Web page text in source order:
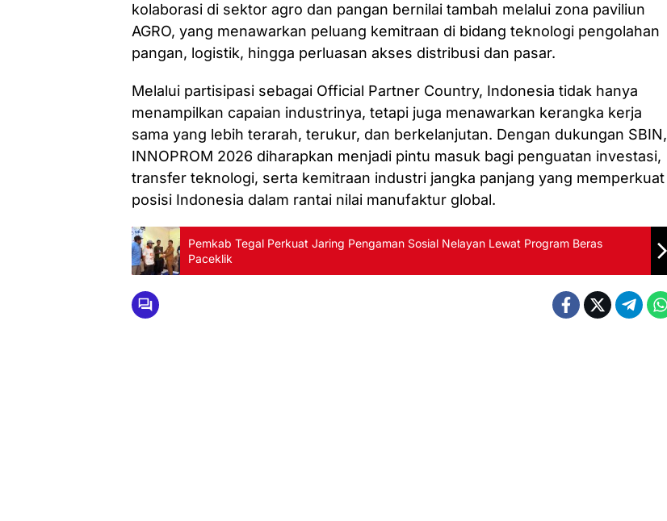
kolaborasi di sektor agro dan pangan bernilai tambah melalui zona paviliun
AGRO, yang menawarkan peluang kemitraan di bidang teknologi pengolahan
pangan, logistik, hingga perluasan akses distribusi dan pasar.
Melalui partisipasi sebagai Official Partner Country, Indonesia tidak hanya
menampilkan capaian industrinya, tetapi juga menawarkan kerangka kerja
sama yang lebih terarah, terukur, dan berkelanjutan. Dengan dukungan SBIN,
INNOPROM 2026 diharapkan menjadi pintu masuk bagi penguatan investasi,
transfer teknologi, serta kemitraan industri jangka panjang yang memperkuat
posisi Indonesia dalam rantai nilai manufaktur global.
Pemkab Tegal Perkuat Jaring Pengaman Sosial Nelayan Lewat Program Beras
Paceklik